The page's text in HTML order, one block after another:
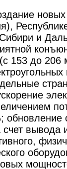
и
153 до 206
вывода